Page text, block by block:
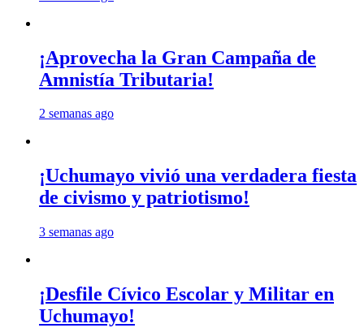
¡Aprovecha la Gran Campaña de
Amnistía Tributaria!
2 semanas ago
¡Uchumayo vivió una verdadera fiesta
de civismo y patriotismo!
3 semanas ago
¡Desfile Cívico Escolar y Militar en
Uchumayo!